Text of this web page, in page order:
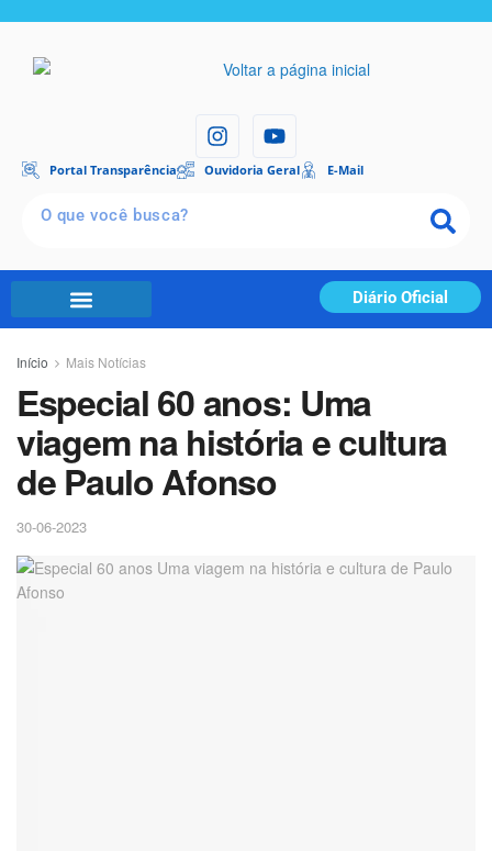
Portal Transparência Ouvidoria Geral E-Mail
Diário Oficial
Início Mais Notícias
Especial 60 anos: Uma
viagem na história e cultura
de Paulo Afonso
30-06-2023